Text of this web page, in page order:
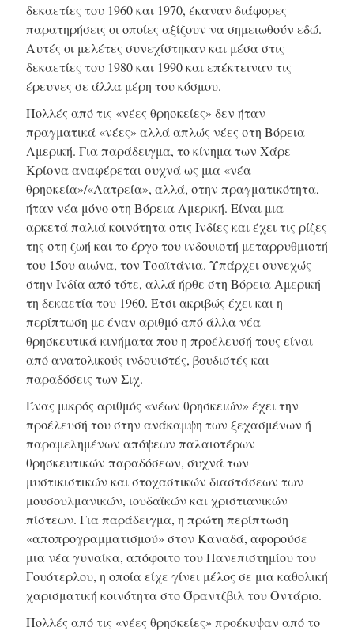
δεκαετίες του 1960 και 1970, έκαναν διάφορες
παρατηρήσεις οι οποίες αξίζουν να σημειωθούν εδώ.
Αυτές οι μελέτες συνεχίστηκαν και μέσα στις
δεκαετίες του 1980 και 1990 και επέκτειναν τις
έρευνες σε άλλα μέρη του κόσμου.
Πολλές από τις «νέες θρησκείες» δεν ήταν
πραγματικά «νέες» αλλά απλώς νέες στη Βόρεια
Αμερική. Για παράδειγμα, το κίνημα των Χάρε
Κρίσνα αναφέρεται συχνά ως μια «νέα
θρησκεία»/«Λατρεία», αλλά, στην πραγματικότητα,
ήταν νέα μόνο στη Βόρεια Αμερική. Είναι μια
αρκετά παλιά κοινότητα στις Ινδίες και έχει τις ρίζες
της στη ζωή και το έργο του ινδουιστή μεταρρυθμιστή
του 15ου αιώνα, τον Τσαϊτάνια. Υπάρχει συνεχώς
στην Ινδία από τότε, αλλά ήρθε στη Βόρεια Αμερική
τη δεκαετία του 1960. Έτσι ακριβώς έχει και η
περίπτωση με έναν αριθμό από άλλα νέα
θρησκευτικά κινήματα που η προέλευσή τους είναι
από ανατολικούς ινδουιστές, βουδιστές και
παραδόσεις των Σιχ.
Ένας μικρός αριθμός «νέων θρησκειών» έχει την
προέλευσή του στην ανάκαμψη των ξεχασμένων ή
παραμελημένων απόψεων παλαιοτέρων
θρησκευτικών παραδόσεων, συχνά των
μυστικιστικών και στοχαστικών διαστάσεων των
μουσουλμανικών, ιουδαϊκών και χριστιανικών
πίστεων. Για παράδειγμα, η πρώτη περίπτωση
«αποπρογραμματισμού» στον Καναδά, αφορούσε
μια νέα γυναίκα, απόφοιτο του Πανεπιστημίου του
Γουότερλου, η οποία είχε γίνει μέλος σε μια καθολική
χαρισματική κοινότητα στο Όραντζβιλ του Οντάριο.
Πολλές από τις «νέες θρησκείες» προέκυψαν από το